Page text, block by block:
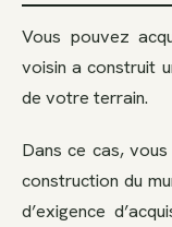
Vous pouvez
voisin a construit
de votre terrain.
Dans ce cas,
construction du
d’exigence